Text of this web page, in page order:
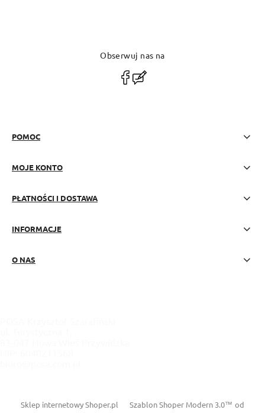
Obserwuj nas na
POMOC
MOJE KONTO
PŁATNOŚCI I DOSTAWA
INFORMACJE
O NAS
Sklep internetowy Shoper.pl Szablon Shoper Modern 3.0™ od